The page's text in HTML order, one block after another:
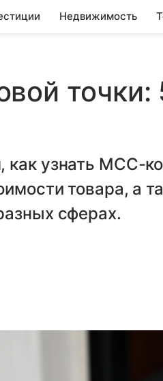
Недвижимость
точки:
узнать МСС-
товара, а
сферах.